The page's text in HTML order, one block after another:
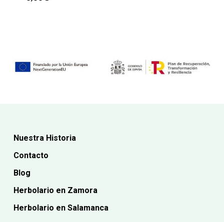
Nuestra Historia
Contacto
Blog
Herbolario en Zamora
Herbolario en Salamanca